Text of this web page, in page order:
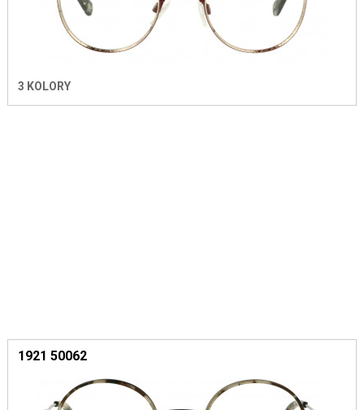
3 KOLORY
1921 50062